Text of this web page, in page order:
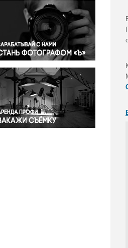
Окружающая среда
Политика
Правосудие
Происшествия и конфликты
Религия
Светская жизнь
Спорт
Экология
Экономика и бизнес